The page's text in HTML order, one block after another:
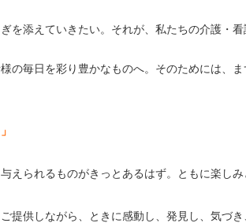
を添えていきたい。それが、私たちの介護・看
の毎日を彩り豊かなものへ。そのためには、
えられるものがきっとあるはず。ともに楽し
提供しながら、ときに感動し、発見し、気づ